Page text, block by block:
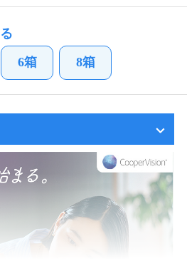
6箱 8箱